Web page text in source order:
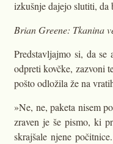
izkušnje dajejo slutiti,
Brian Greene: Tkanina
Predstavljajmo si, da
odpreti kovčke, zazvoni
pošto odložila že na
»Ne, ne, paketa nisem
zraven je še pismo, ki
skrajšale njene